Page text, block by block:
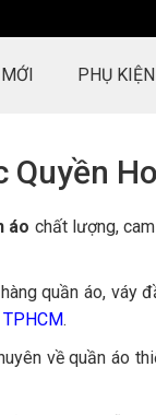
PHỤ KIỆN
Quyền
áo chất lượng,
quần áo,
.
về quần áo